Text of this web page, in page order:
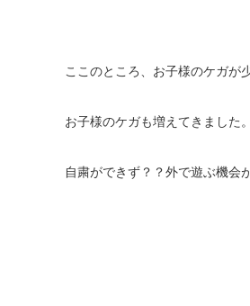
ここのところ、お子様のケガが
お子様のケガも増えてきました。
自粛ができず？？外で遊ぶ機会